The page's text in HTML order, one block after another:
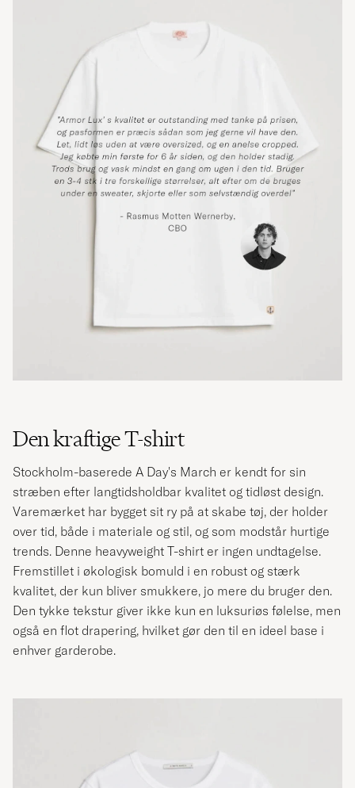
Den kraftige T-shirt
Stockholm-baserede A Day's March er kendt for sin
stræben efter langtidsholdbar kvalitet og tidløst design.
Varemærket har bygget sit ry på at skabe tøj, der holder
over tid, både i materiale og stil, og som modstår hurtige
trends. Denne heavyweight T-shirt er ingen undtagelse.
Fremstillet i økologisk bomuld i en robust og stærk
kvalitet, der kun bliver smukkere, jo mere du bruger den.
Den tykke tekstur giver ikke kun en luksuriøs følelse, men
også en flot drapering, hvilket gør den til en ideel base i
enhver garderobe.